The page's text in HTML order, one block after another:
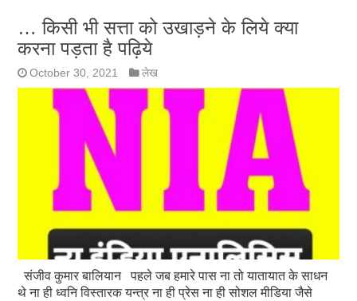
… किसी भी सत्ता को उखाड़ने के लिये क्या
करना पड़ता है पढ़िये
October 30, 2021 लेख
संजीव कुमार बालियान पहले जब हमारे पास ना तो यातायात के साधन
थे ना ही ध्वनि विस्तारक यन्त्र ना ही प्रेस ना ही सोशल मीडिया जैसे